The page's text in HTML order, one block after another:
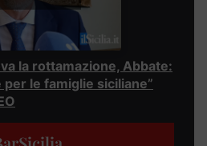
la rottamazione, Abbate:
le famiglie siciliane”